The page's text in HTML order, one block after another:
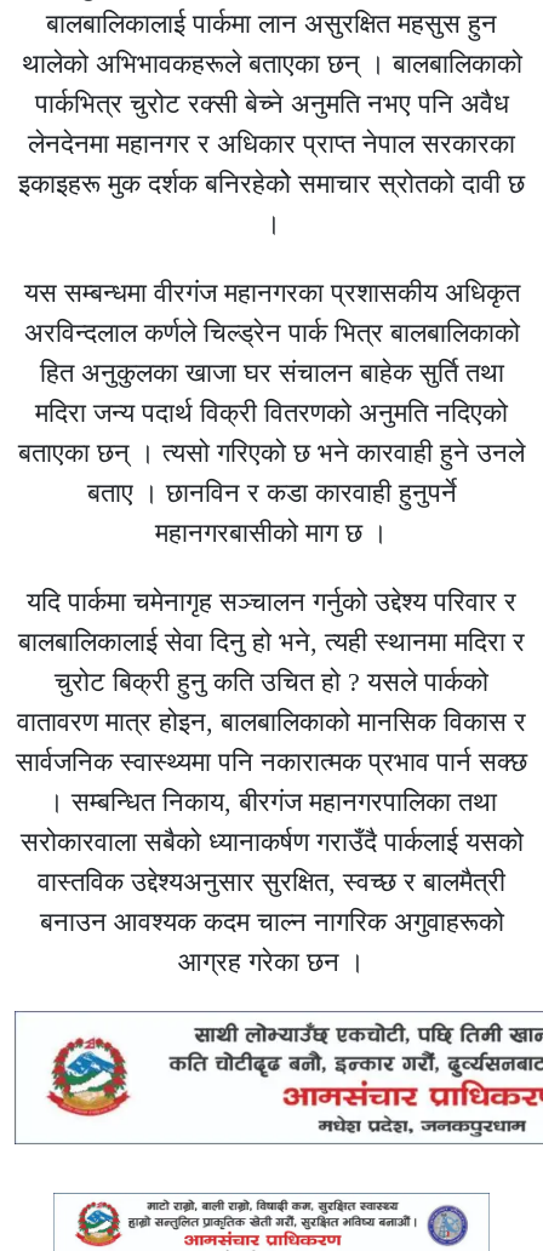
बालबालिकालाई पार्कमा लान असुरक्षित महसुस हुन
थालेको अभिभावकहरूले बताएका छन् । बालबालिकाको
पार्कभित्र चुरोट रक्सी बेच्ने अनुमति नभए पनि अवैध
लेनदेनमा महानगर र अधिकार प्राप्त नेपाल सरकारका
इकाइहरू मुक दर्शक बनिरहेकोे समाचार स्रोतको दावी छ
।
यस सम्बन्धमा वीरगंज महानगरका प्रशासकीय अधिकृत
अरविन्दलाल कर्णले चिल्ड्रेन पार्क भित्र बालबालिकाको
हित अनुकुलका खाजा घर संचालन बाहेक सुर्ति तथा
मदिरा जन्य पदार्थ विक्री वितरणको अनुमति नदिएको
बताएका छन् । त्यसो गरिएको छ भने कारवाही हुने उनले
बताए । छानविन र कडा कारवाही हुनुपर्ने
महानगरबासीको माग छ ।
यदि पार्कमा चमेनागृह सञ्चालन गर्नुको उद्देश्य परिवार र
बालबालिकालाई सेवा दिनु हो भने, त्यही स्थानमा मदिरा र
चुरोट बिक्री हुनु कति उचित हो ? यसले पार्कको
वातावरण मात्र होइन, बालबालिकाको मानसिक विकास र
सार्वजनिक स्वास्थ्यमा पनि नकारात्मक प्रभाव पार्न सक्छ
। सम्बन्धित निकाय, बीरगंज महानगरपालिका तथा
सरोकारवाला सबैको ध्यानाकर्षण गराउँदै पार्कलाई यसको
वास्तविक उद्देश्यअनुसार सुरक्षित, स्वच्छ र बालमैत्री
बनाउन आवश्यक कदम चाल्न नागरिक अगुवाहरूको
आग्रह गरेका छन ।